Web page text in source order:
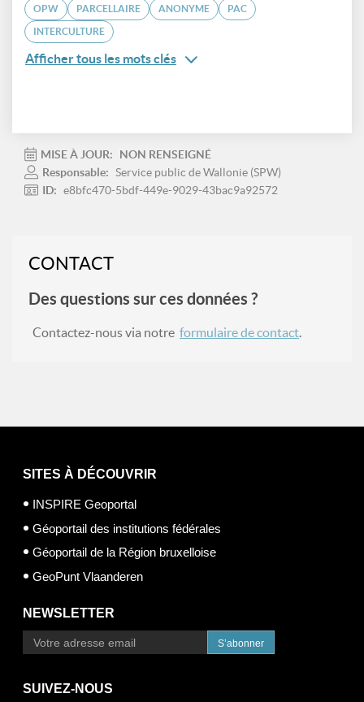
OPW PARCELLAIRE ANONYME PAC
INTERCULTURE
Afficher tous les mots clés
MISE À JOUR:
NON RENSEIGNÉ
Responsable: Service public de Wallonie (SPW)
ID: e8bfc470-5bdf-449e-9029-43bac9a92572
CONTACT
Des questions sur ces données ?
Contactez-nous via notre formulaire de contact.
SITES À DÉCOUVRIR
INSPIRE Geoportal
Géoportail des institutions fédérales
Géoportail de la Région bruxelloise
GeoPunt Vlaanderen
NEWSLETTER
S’abonner
SUIVEZ-NOUS